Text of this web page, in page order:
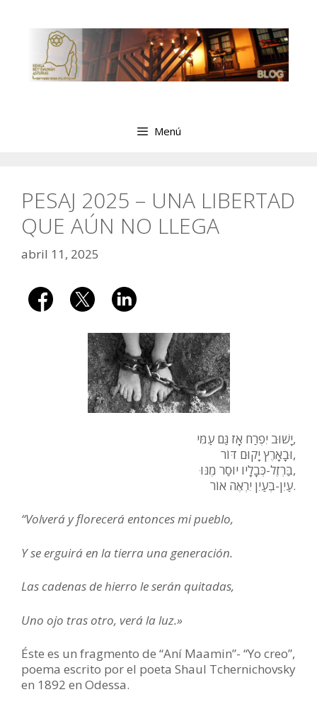
contenido
Menú
PESAJ 2025 – UNA LIBERTAD
QUE AÚN NO LLEGA
abril 11, 2025
יָשׁוּב יִפְרַח אָז גַּם עַמִּי,
וּבָאָרֶץ יָקוּם דּוֹר,
בַּרְזֶל-כְּבָלָיו יוּסַר מֶנּוּ,
עַיִן-בְּעַיִן יִרְאֶה אוֹר.
“Volverá y florecerá entonces mi pueblo,
Y se erguirá en la tierra una generación.
Las cadenas de hierro le serán quitadas,
Uno ojo tras otro, verá la luz.»
Éste es un fragmento de “Aní Maamin”- “Yo creo”,
poema escrito por el poeta Shaul Tchernichovsky
en 1892 en Odessa.